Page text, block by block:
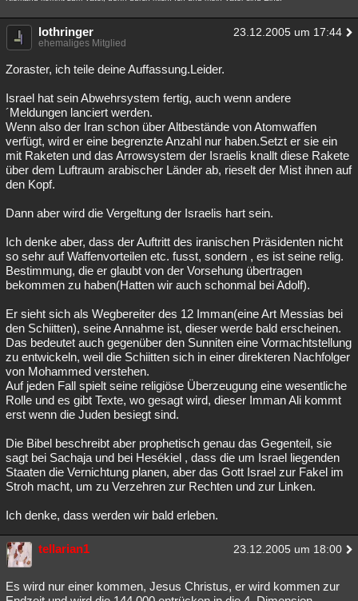
lothringer 23.12.2005 um 17:44
ehemaliges Mitglied
Zoraster, ich teile deine Auffassung.Leider.
Israel hat sein Abwehrsystem fertig, auch wenn andere
´Meldungen lanciert werden.
Wenn also der Iran schon über Altbestände von Atomwaffen
verfügt, wird er eine begrenzte Anzahl nur haben.Setzt er sie ein
mit Raketen und das Arrowsystem der Israelis knallt diese Rakete
über dem Luftraum arabischer Länder ab, rieselt der Mist ihnen auf
den Kopf.
Dann aber wird die Vergeltung der Israelis hart sein.
Ich denke aber, dass der Auftritt des iranischen Präsidenten nicht
so sehr auf Waffenvorteilen etc. fusst, sondern , es ist seine relig.
Bestimmung, die er glaubt von der Vorsehung übertragen
bekommen zu haben(Hatten wir auch schonmal bei Adolf).
Er sieht sich als Wegbereiter des 12 Imman(eine Art Messias bei
den Schiitten), seine Annahme ist, dieser werde bald erscheinen.
Das bedeutet auch gegenüber den Sunniten eine Vormachtstellung
zu entwickeln, weil die Schiitten sich in einer direkteren Nachfolger
von Mohammed verstehen.
Auf jeden Fall spielt seine religiöse Überzeugung eine wesentliche
Rolle und es gibt Texte, wo gesagt wird, dieser Imman Ali kommt
erst wenn die Juden besiegt sind.
Die Bibel beschreibt aber prophetisch genau das Gegenteil, sie
sagt bei Sachaja und bei Hesékiel , dass die um Israel liegenden
Staaten die Vernichtung planen, aber das Gott Israel zur Fakel im
Stroh macht, um zu Verzehren zur Rechten und zur Linken.
Ich denke, dass werden wir bald erleben.
tellarian1 23.12.2005 um 18:00
Es wird nur einer kommen, Jesus Christus, er wird kommen zur